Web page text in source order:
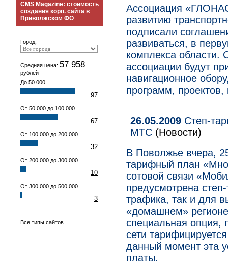
CMS Magazine: стоимость
создания корп. сайта в
Приволжском ФО
Город:
Средняя цена: 57 958
рублей
До 50 000
97
От 50 000 до 100 000
67
От 100 000 до 200 000
32
От 200 000 до 300 000
10
От 300 000 до 500 000
3
Все типы сайтов
Ассоциация
развитию
подписали
развиваться, в
комплекса области.
ассоциации будут
навигационное
программ, проектов,
26.05.2009 Степ-
МТС (Новости)
В Поволжье вчера,
тарифный план
сотовой связи
предусмотрена
трафика, так и для
«домашнем»
специальная опция,
сети
данный момент эта
платы.